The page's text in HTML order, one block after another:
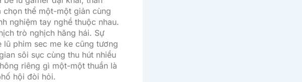
chọn thể một-một giản cùng
nghiệm tay nghề thuộc nhau.
trò nghịch hăng hái. Sự
phim sec me ke cũng tương
sôi sục cùng thu hút nhiều
riêng gì một-một thuần là
hội đòi hỏi.